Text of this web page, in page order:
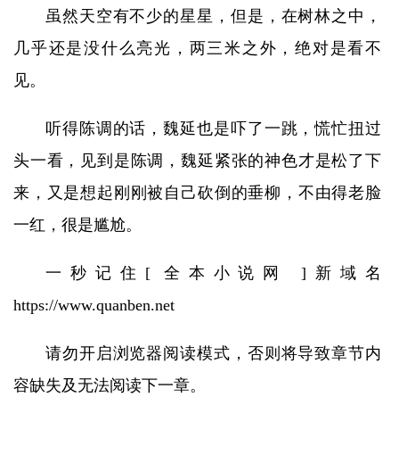
虽然天空有不少的星星，但是，在树林之中，
几乎还是没什么亮光，两三米之外，绝对是看不
见。
听得陈调的话，魏延也是吓了一跳，慌忙扭过
头一看，见到是陈调，魏延紧张的神色才是松了下
来，又是想起刚刚被自己砍倒的垂柳，不由得老脸
一红，很是尴尬。
一秒记住[ 全本小说网 ]新域名
https://www.quanben.net
请勿开启浏览器阅读模式，否则将导致章节内
容缺失及无法阅读下一章。